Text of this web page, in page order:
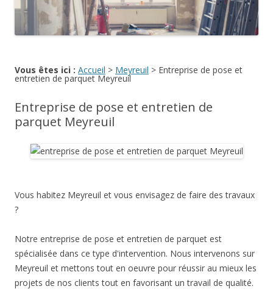
Vous êtes ici : Accueil > Meyreuil > Entreprise de pose et
entretien de parquet Meyreuil
Entreprise de pose et entretien de
parquet Meyreuil
Vous habitez Meyreuil et vous envisagez de faire des travaux
?
Notre entreprise de pose et entretien de parquet est
spécialisée dans ce type d'intervention. Nous intervenons sur
Meyreuil et mettons tout en oeuvre pour réussir au mieux les
projets de nos clients tout en favorisant un travail de qualité.